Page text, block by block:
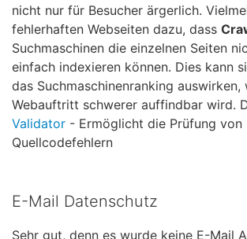
nicht nur für Besucher ärgerlich.
fehlerhaften Webseiten dazu, dass
Suchmaschinen die einzelnen Seiten
einfach indexieren können. Dies kann
das Suchmaschinenranking
Webauftritt schwerer auffindbar wird.
Validator - Ermöglicht die Prüfung von
Quellcodefehlern
E-Mail Datenschutz
Sehr gut, denn es wurde keine E-Mail